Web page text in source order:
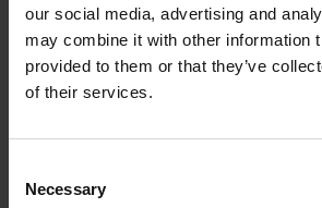
our social media, advertising and
may combine it with other information
provided to them or that they’ve
of their services.
Selection
Necessary
1300303-04
220 mm